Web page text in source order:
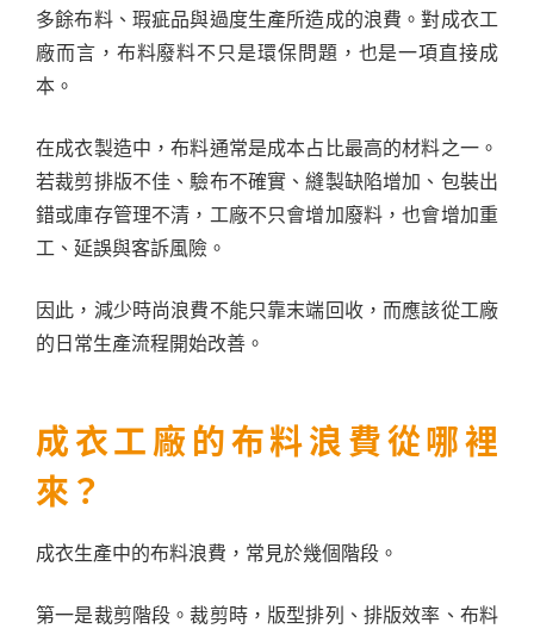
多餘布料、瑕疵品與過度生產所造成的浪費。對成衣工
廠而言，布料廢料不只是環保問題，也是一項直接成
本。
在成衣製造中，布料通常是成本占比最高的材料之一。
若裁剪排版不佳、驗布不確實、縫製缺陷增加、包裝出
錯或庫存管理不清，工廠不只會增加廢料，也會增加重
工、延誤與客訴風險。
因此，減少時尚浪費不能只靠末端回收，而應該從工廠
的日常生產流程開始改善。
成衣工廠的布料浪費從哪裡
來？
成衣生產中的布料浪費，常見於幾個階段。
第一是裁剪階段。裁剪時，版型排列、排版效率、布料